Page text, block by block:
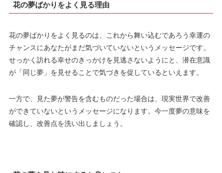
花の夢ばかりをよく見る理由
花の夢ばかりをよく見るのは、これから舞い込むであろう幸運の
チャンスにあなたがまだ気づいていないというメッセージです。
せっかく訪れる幸せのきっかけを見逃さないようにと、潜在意識
が「同じ夢」を見せることで気づきを促しているといえます。
一方で、見た夢が警告を含むものだった場合は、現実世界で改善
ができていないというメッセージになります。今一度夢の意味を
確認し、改善点を洗い出しましょう。